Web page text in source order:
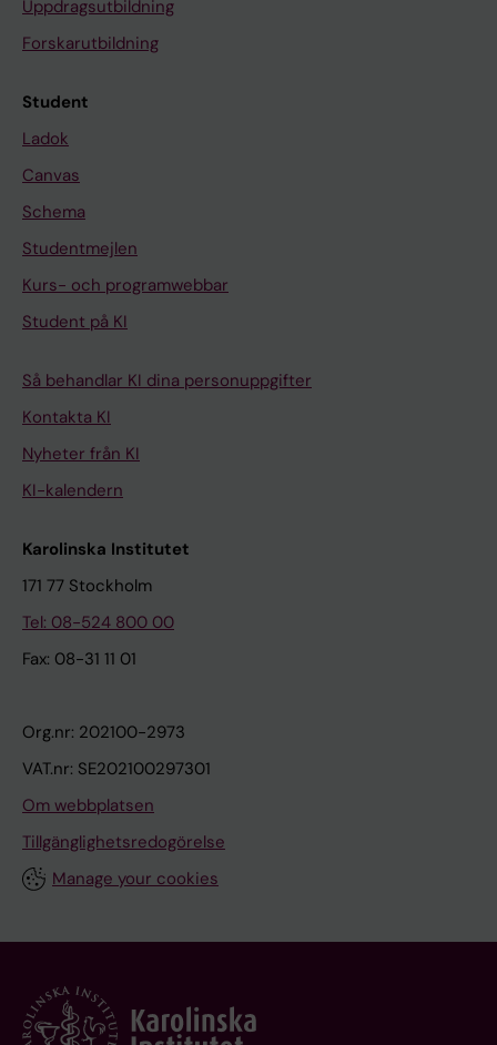
Uppdragsutbildning
Forskarutbildning
Student
Ladok
Canvas
Schema
Studentmejlen
Kurs- och programwebbar
Student på KI
Så behandlar KI dina personuppgifter
Kontakta KI
Nyheter från KI
KI-kalendern
Karolinska Institutet
171 77 Stockholm
Tel: 08-524 800 00
Fax: 08-31 11 01
Org.nr: 202100-2973
VAT.nr: SE202100297301
Om webbplatsen
Tillgänglighetsredogörelse
Manage your cookies